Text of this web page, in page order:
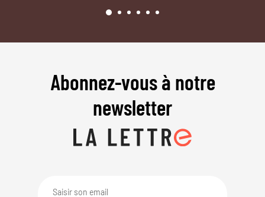
Abonnez-vous à notre
newsletter